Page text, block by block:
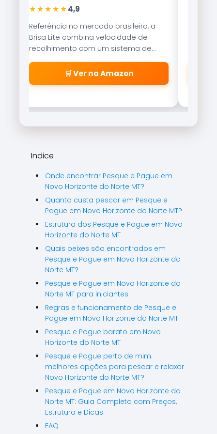
★★★★★4,9
Referência no mercado brasileiro, a
Brisa Lite combina velocidade de
recolhimento com um sistema de
freio magnético que evita as famosas
\\\\\\\\\\\\\\\\\\\\\\\\\\\\\\\\
\\\\\\\\\\\\\\\\\\\\\\\\\\\\\\\\
\\\\\\\\\\\\\\\\\\\\\\\\\\\\\\\\
\\\\\\\\".
🛒 Ver na Amazon
Indice
Onde encontrar Pesque e Pague em
Novo Horizonte do Norte MT?
Quanto custa pescar em Pesque e
Pague em Novo Horizonte do Norte MT?
Estrutura dos Pesque e Pague em Novo
Horizonte do Norte MT
Quais peixes são encontrados em
Pesque e Pague em Novo Horizonte do
Norte MT?
Pesque e Pague em Novo Horizonte do
Norte MT para iniciantes
Regras e funcionamento de Pesque e
Pague em Novo Horizonte do Norte MT
Pesque e Pague barato em Novo
Horizonte do Norte MT
Pesque e Pague perto de mim:
melhores opções para pescar e relaxar
Novo Horizonte do Norte MT?
Pesque e Pague em Novo Horizonte do
Norte MT: Guia Completo com Preços,
Estrutura e Dicas
FAQ